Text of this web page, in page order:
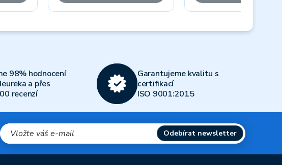
98% hodnocení
a přes
recenzí
Garantujeme kvalitu s
certifikací
ISO 9001:2015
Odebírat newsletter